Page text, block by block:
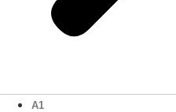
A1